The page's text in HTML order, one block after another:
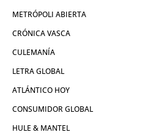
METRÓPOLI ABIERTA
CRÓNICA VASCA
CULEMANÍA
LETRA GLOBAL
ATLÁNTICO HOY
CONSUMIDOR GLOBAL
HULE & MANTEL